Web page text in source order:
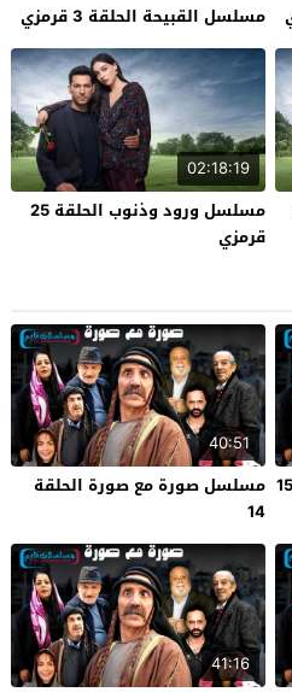
مسلسل القبيحة الحلقة 3 قرمزي
02:18:19
مسلسل ورود وذنوب الحلقة 25
قرمزي
40:51
مسلسل صورة مع صورة الحلقة
14
41:16